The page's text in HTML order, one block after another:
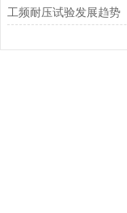
工频耐压试验发展趋势